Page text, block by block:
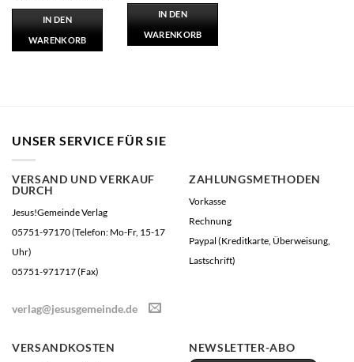
IN DEN
WARENKORB
IN DEN
WARENKORB
UNSER SERVICE FÜR SIE
VERSAND UND VERKAUF
DURCH
Jesus!Gemeinde Verlag
05751-97170 (Telefon: Mo-Fr, 15-17
Uhr)
05751-971717 (Fax)
verlag@jesusgemeinde.de
ZAHLUNGSMETHODEN
Vorkasse
Rechnung
Paypal (Kreditkarte, Überweisung,
Lastschrift)
VERSANDKOSTEN
NEWSLETTER-ABO